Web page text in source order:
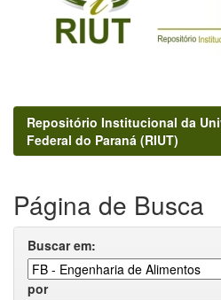
Repositório Institucional da
Federal do Paraná (RIUT)
Página de Busca
Buscar em:
por